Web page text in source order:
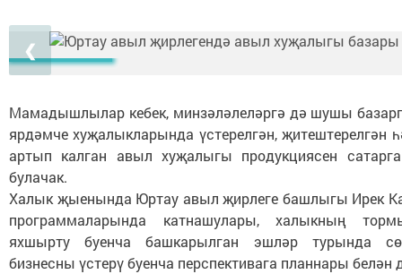
❮
Мамадышлылар кебек, минзәләлеләргә дә шушы
ярдәмче хуҗалыкларында үстерелгән, җитештерелгән
артып калган авыл хуҗалыгы продукциясен
булачак.
Халык җыенында Юртау авыл җирлеге башлыгы Ирек
программаларында катнашулары, халыкның
яхшырту буенча башкарылган эшләр турында
бизнесны үстерү буенча перспективага планнары